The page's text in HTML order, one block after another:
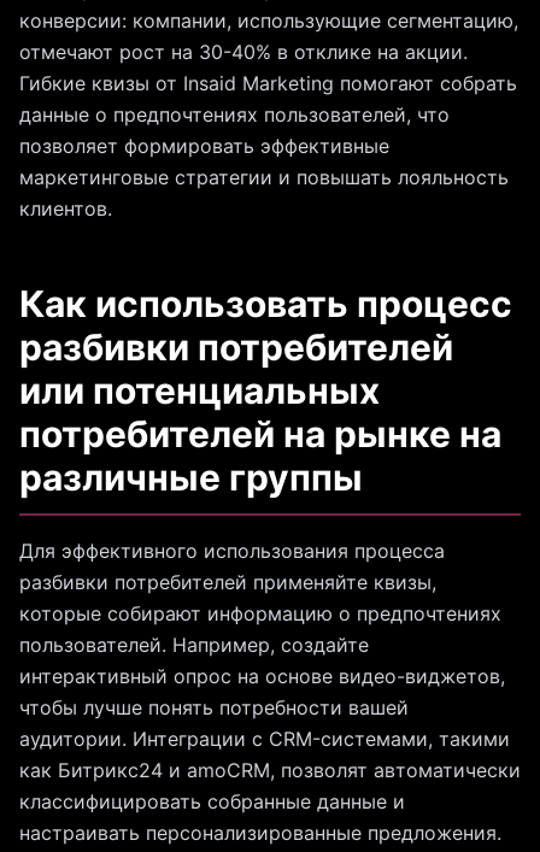
конверсии: компании, использующие сегментацию,
отмечают рост на 30-40% в отклике на акции.
Гибкие квизы от Insaid Marketing помогают собрать
данные о предпочтениях пользователей, что
позволяет формировать эффективные
маркетинговые стратегии и повышать лояльность
клиентов.
Как использовать процесс
разбивки потребителей
или потенциальных
потребителей на рынке на
различные группы
Для эффективного использования процесса
разбивки потребителей применяйте квизы,
которые собирают информацию о предпочтениях
пользователей. Например, создайте
интерактивный опрос на основе видео-виджетов,
чтобы лучше понять потребности вашей
аудитории. Интеграции с CRM-системами, такими
как Битрикс24 и amoCRM, позволят автоматически
классифицировать собранные данные и
настраивать персонализированные предложения.